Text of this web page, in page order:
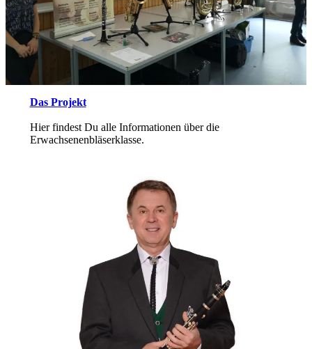
Das Projekt
Hier findest Du alle Informationen über die
Erwachsenenbläserklasse.